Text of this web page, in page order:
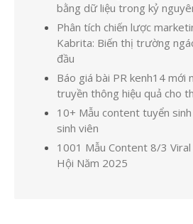
bằng dữ liệu trong kỷ
Phân tích chiến lược
Kabrita: Biến thị trường
đầu
Báo giá bài PR kenh14 mới
truyền thông hiệu quả cho
10+ Mẫu content tuyển
sinh viên
1001 Mẫu Content 8/3 Viral
Hội Năm 2025